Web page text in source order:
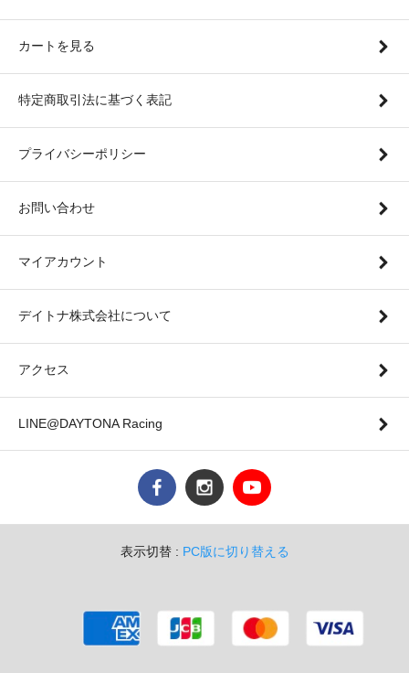
カートを見る
特定商取引法に基づく表記
プライバシーポリシー
お問い合わせ
マイアカウント
デイトナ株式会社について
アクセス
LINE@DAYTONA Racing
表示切替 : PC版に切り替える